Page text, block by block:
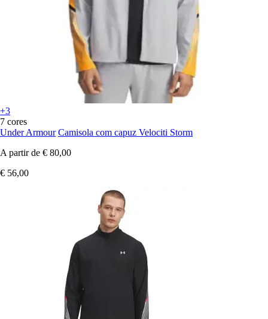
+3
7 cores
Under Armour Camisola com capuz Velociti Storm
A partir de € 80,00
€ 56,00